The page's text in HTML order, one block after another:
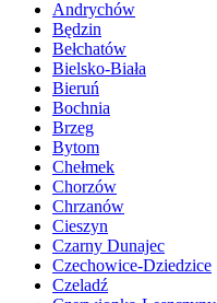
Andrychów
Będzin
Bełchatów
Bielsko-Biała
Bieruń
Bochnia
Brzeg
Bytom
Chełmek
Chorzów
Chrzanów
Cieszyn
Czarny Dunajec
Czechowice-Dziedzice
Czeladź